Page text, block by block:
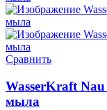
Сравнить
WasserKraft
мыла